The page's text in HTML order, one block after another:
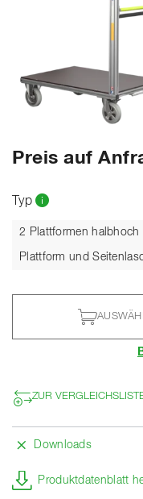
Preis auf
Typ
2 Plattformen halbhoch
Plattform und
ZUR
Downloads
Produktdatenblatt